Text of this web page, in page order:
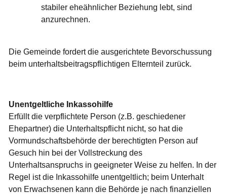
stabiler eheähnlicher Beziehung lebt, sind
anzurechnen.
Die Gemeinde fordert die ausgerichtete Bevorschussung
beim unterhaltsbeitragspflichtigen Elternteil zurück.
Unentgeltliche Inkassohilfe
Erfüllt die verpflichtete Person (z.B. geschiedener
Ehepartner) die Unterhaltspflicht nicht, so hat die
Vormundschaftsbehörde der berechtigten Person auf
Gesuch hin bei der Vollstreckung des
Unterhaltsanspruchs in geeigneter Weise zu helfen. In der
Regel ist die Inkassohilfe unentgeltlich; beim Unterhalt
von Erwachsenen kann die Behörde je nach finanziellen